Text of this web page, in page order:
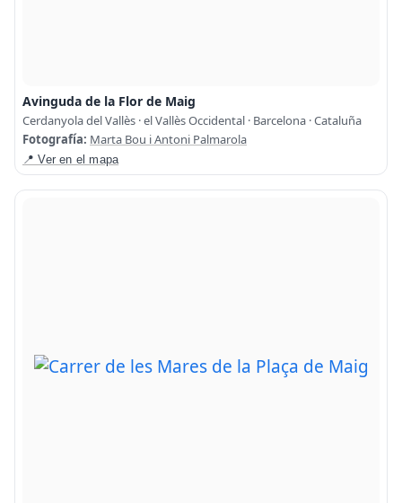
Avinguda de la Flor de Maig
Cerdanyola del Vallès · el Vallès Occidental · Barcelona · Cataluña
Fotografía: Marta Bou i Antoni Palmarola
📍 Ver en el mapa